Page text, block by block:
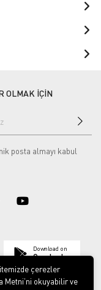
OLMAK İÇİN
posta almayı kabul
Download on
Google play
çerezler
Metni’ni okuyabilir ve